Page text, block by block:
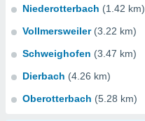
Niederotterbach (1.42 km)
Vollmersweiler (3.22 km)
Schweighofen (3.47 km)
Dierbach (4.26 km)
Oberotterbach (5.28 km)